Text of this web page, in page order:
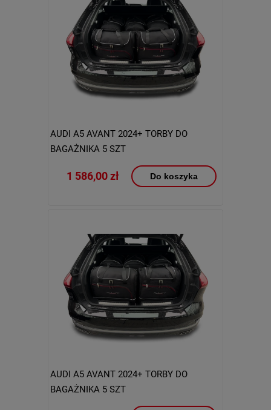
AUDI A5 AVANT 2024+ TORBY DO
BAGAŻNIKA 5 SZT
1 586,00 zł Do koszyka
AUDI A5 AVANT 2024+ TORBY DO
BAGAŻNIKA 5 SZT